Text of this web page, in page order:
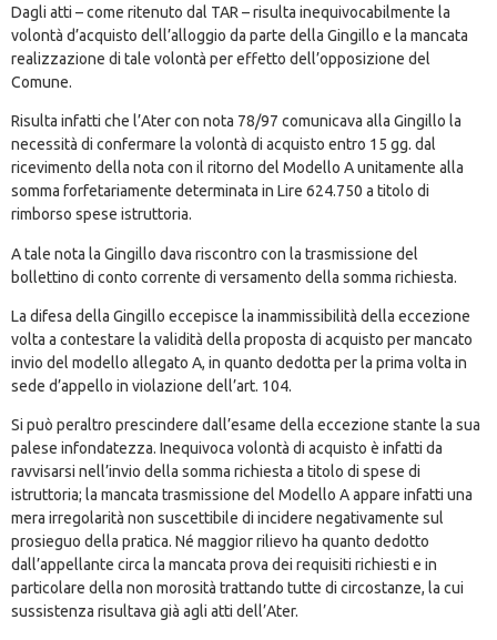
Dagli atti – come ritenuto dal TAR – risulta inequivocabilmente la
volontà d’acquisto dell’alloggio da parte della Gingillo e la mancata
realizzazione di tale volontà per effetto dell’opposizione del
Comune.
Risulta infatti che l’Ater con nota 78/97 comunicava alla Gingillo la
necessità di confermare la volontà di acquisto entro 15 gg. dal
ricevimento della nota con il ritorno del Modello A unitamente alla
somma forfetariamente determinata in Lire 624.750 a titolo di
rimborso spese istruttoria.
A tale nota la Gingillo dava riscontro con la trasmissione del
bollettino di conto corrente di versamento della somma richiesta.
La difesa della Gingillo eccepisce la inammissibilità della eccezione
volta a contestare la validità della proposta di acquisto per mancato
invio del modello allegato A, in quanto dedotta per la prima volta in
sede d’appello in violazione dell’art. 104.
Si può peraltro prescindere dall’esame della eccezione stante la sua
palese infondatezza. Inequivoca volontà di acquisto è infatti da
ravvisarsi nell’invio della somma richiesta a titolo di spese di
istruttoria; la mancata trasmissione del Modello A appare infatti una
mera irregolarità non suscettibile di incidere negativamente sul
prosieguo della pratica. Né maggior rilievo ha quanto dedotto
dall’appellante circa la mancata prova dei requisiti richiesti e in
particolare della non morosità trattando tutte di circostanze, la cui
sussistenza risultava già agli atti dell’Ater.